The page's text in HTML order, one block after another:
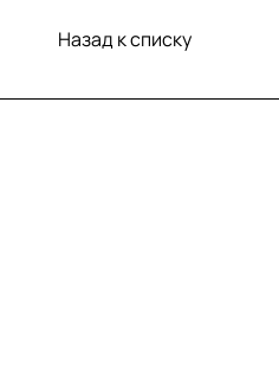
Назад к списку